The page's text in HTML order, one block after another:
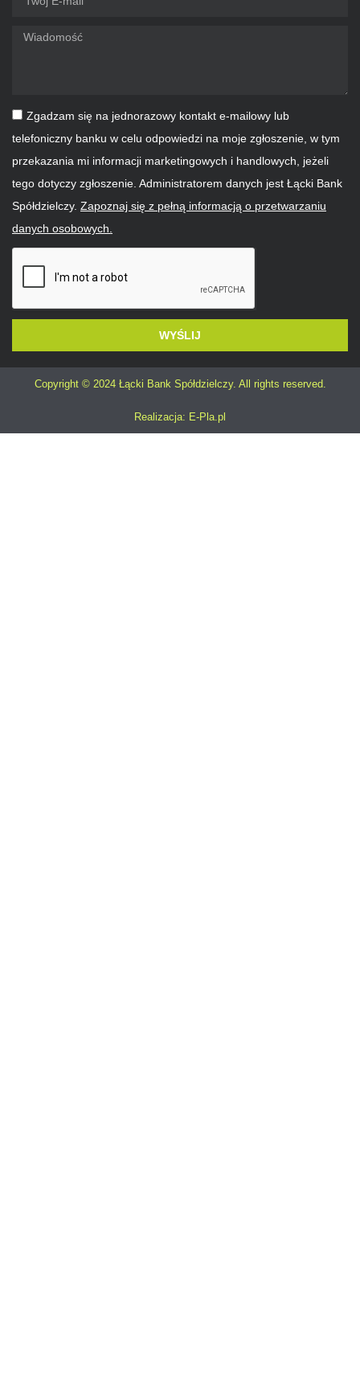
Zgadzam się na jednorazowy kontakt e-mailowy lub
telefoniczny banku w celu odpowiedzi na moje zgłoszenie, w tym
przekazania mi informacji marketingowych i handlowych, jeżeli
tego dotyczy zgłoszenie. Administratorem danych jest Łącki Bank
Spółdzielczy. Zapoznaj się z pełną informacją o przetwarzaniu
danych osobowych.
WYŚLIJ
Alternative:
Copyright © 2024 Łącki Bank Spółdzielczy. All rights reserved.
Realizacja: E-Pla.pl